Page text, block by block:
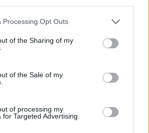
Processing Opt Outs
of the Sharing of my
of the Sale of my
of processing my
Targeted Advertising.
kb. 1 centis darabokra
megfő.
egy fazékban fölforraljuk. A
belerakjuk, 3 perc